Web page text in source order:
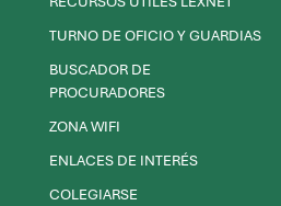
TURNO DE OFICIO Y GUARDIAS
BUSCADOR DE
PROCURADORES
ZONA WIFI
ENLACES DE INTERÉS
COLEGIARSE